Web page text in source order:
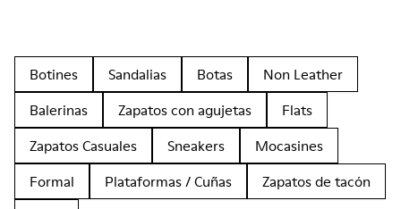
Botines Sandalias Botas
Non Leather
Balerinas
Zapatos con agujetas
Flats
Zapatos Casuales
Sneakers
Mocasines
Formal
Plataformas / Cuñas
Zapatos de tacón